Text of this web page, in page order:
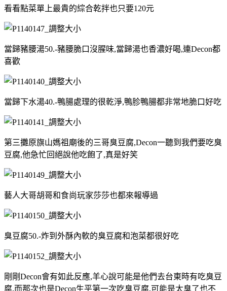
看看點菜單上最貴的綜合乾拌也只要120元
當歸豬腰湯50.-豬腰脆口沒腥味,當歸湯也香濃好喝,連Decon都
喜歡
當歸下水湯40.-鴨腸處理的很乾淨,鴨胗鴨腸都非常地脆口好吃
第三攤原旗山媽祖廟後的三哥臭豆腐,Decon一聽到我們要吃臭
豆腐,他急忙回絕說他吃飽了,真是好笑
藝人大哥胡哥和食尚玩家莎莎也都來報導過
臭豆腐50.-炸到外酥內軟的臭豆腐和泡菜都很好吃
剛剛Decon會有如此反應,羊心說可能是他們去台東時有吃臭豆
腐,而那次也是Decon生平第一次吃臭豆腐,可能是太臭了也不